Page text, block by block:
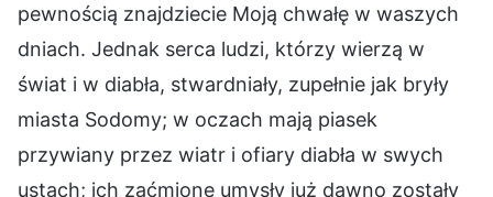
pewnością znajdziecie Moją chwałę w waszych
dniach. Jednak serca ludzi, którzy wierzą w
świat i w diabła, stwardniały, zupełnie jak bryły
miasta Sodomy; w oczach mają piasek
przywiany przez wiatr i ofiary diabła w swych
ustach; ich zaćmione umysły już dawno zostały